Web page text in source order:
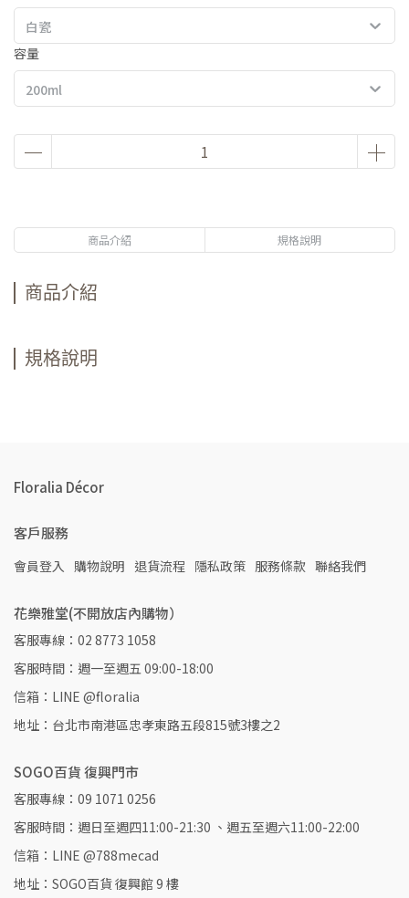
白瓷
容量
200ml
商品介紹 規格說明
商品介紹
規格說明
Floralia Décor
客戶服務
會員登入 購物說明 退貨流程 隱私政策 服務條款 聯絡我們
花樂雅堂(不開放店內購物）
客服專線：02 8773 1058
客服時間：週一至週五 09:00-18:00
信箱：LINE @floralia
地址：台北市南港區忠孝東路五段815號3樓之2
SOGO百貨 復興門市
客服專線：09 1071 0256
客服時間：週日至週四11:00-21:30 、週五至週六11:00-22:00
信箱：LINE @788mecad
地址：SOGO百貨 復興館 9 樓